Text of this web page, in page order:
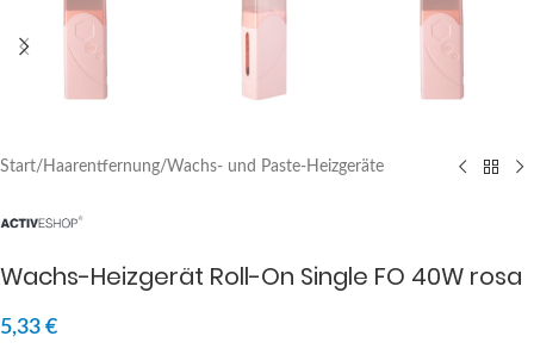
Start/ Haarentfernung/Wachs- und Paste-Heizgeräte
Wachs-Heizgerät Roll-On Single FO 40W rosa
5,33 €